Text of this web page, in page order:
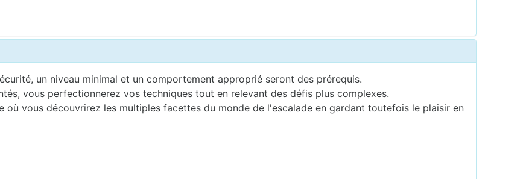
un niveau minimal et un comportement approprié seront des prérequis.
vous perfectionnerez vos techniques tout en relevant des défis plus complexes.
où vous découvrirez les multiples facettes du monde de l'escalade en gardant toutefois le plaisir en